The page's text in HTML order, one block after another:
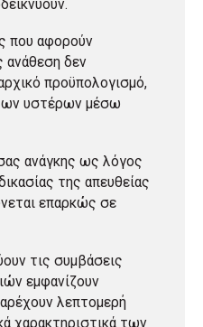
που αφορούν
ανάθεση δεν
προϋπολογισμό,
υστέρων μέσω
ανάγκης ως λόγος
της απευθείας
επαρκώς σε
τις συμβάσεις
εμφανίζουν
λεπτομερή